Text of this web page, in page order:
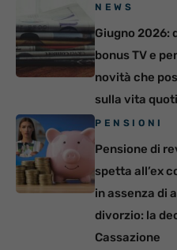
NEWS
Giugno 2026:
bonus TV e
novità che
sulla vita
PENSIONI
Pensione di
spetta all’ex
in assenza di
divorzio: la
Cassazione